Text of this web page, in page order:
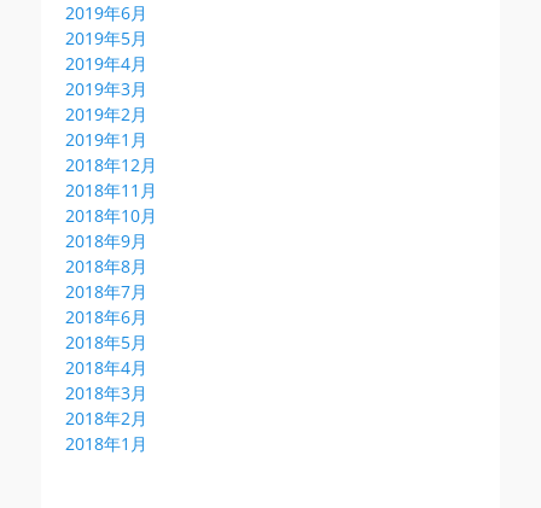
2019年6月
2019年5月
2019年4月
2019年3月
2019年2月
2019年1月
2018年12月
2018年11月
2018年10月
2018年9月
2018年8月
2018年7月
2018年6月
2018年5月
2018年4月
2018年3月
2018年2月
2018年1月